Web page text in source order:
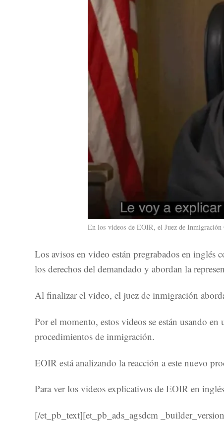
En los videos de EOIR, el Juez de
Los avisos en video están pregrabados en
los derechos del demandado y abordan la
Al finalizar el video, el juez de inmigración
Por el momento, estos videos se están usando
procedimientos de inmigración.
EOIR está analizando la reacción a este nuevo
Para ver los videos explicativos de EOIR en
[/et_pb_text][et_pb_ads_agsdcm